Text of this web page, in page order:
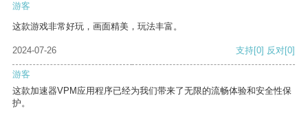
游客
这款游戏非常好玩，画面精美，玩法丰富。
2024-07-26 支持[0] 反对[0]
游客
这款加速器VPM应用程序已经为我们带来了无限的流畅体验和安全性保
护。